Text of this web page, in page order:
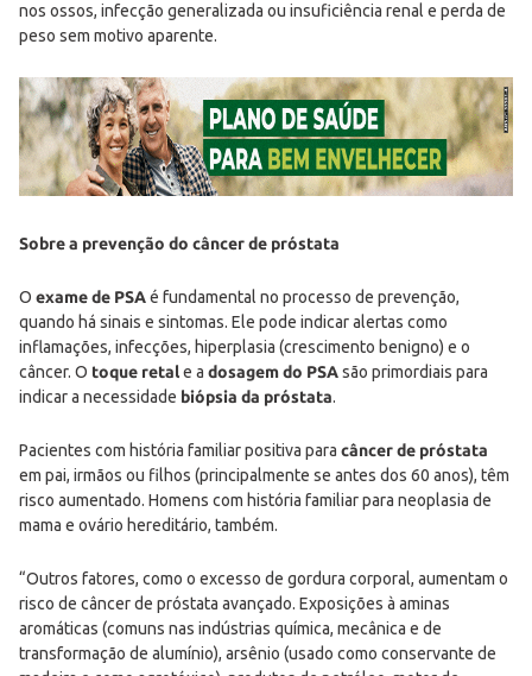
nos ossos, infecção generalizada ou insuficiência renal e perda de
peso sem motivo aparente.
Sobre a prevenção do câncer de próstata
O exame de PSAé fundamental no processo de prevenção,
quando há sinais e sintomas. Ele pode indicar alertas como
inflamações, infecções, hiperplasia (crescimento benigno) e o
câncer. O toque retale a dosagem do PSAsão primordiais para
indicar a necessidade biópsia da próstata.
Pacientes com história familiar positiva para câncer de próstata
em pai, irmãos ou filhos (principalmente se antes dos 60 anos), têm
risco aumentado. Homens com história familiar para neoplasia de
mama e ovário hereditário, também.
“Outros fatores, como o excesso de gordura corporal, aumentam o
risco de câncer de próstata avançado. Exposições à aminas
aromáticas (comuns nas indústrias química, mecânica e de
transformação de alumínio), arsênio (usado como conservante de